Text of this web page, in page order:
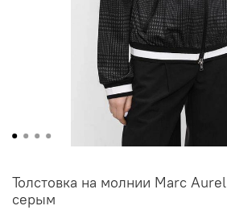
Толстовка на молнии Marc
серым